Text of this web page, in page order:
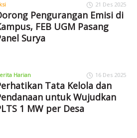
21 Des 2025
Pengurangan Emisi di
FEB UGM Pasang
Surya
Harian 16 Des 2025
Tata Kelola dan
untuk Wujudkan
1 MW per Desa